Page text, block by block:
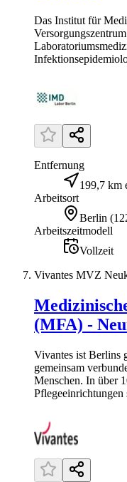
Das Institut für
Entfernung
199,7 km
Arbeitsort
Berlin (
Arbeitszeitmodell
Vollzeit
Vivantes MVZ
(MFA) -
Vivantes ist Berlins
gemeinsam
Menschen. In über
Pflegeeinrichtungen